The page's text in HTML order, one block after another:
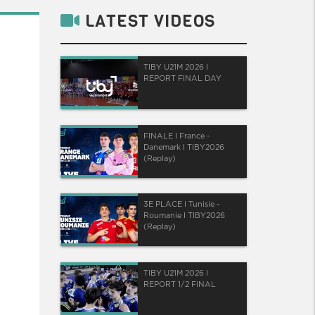
LATEST VIDEOS
TIBY U21M 2026 I
REPORT FINAL DAY
FINALE I France -
Danemark I TIBY2026
(Replay)
3E PLACE I Tunisie -
Roumanie I TIBY2026
(Replay)
TIBY U21M 2026 I
REPORT 1/2 FINAL